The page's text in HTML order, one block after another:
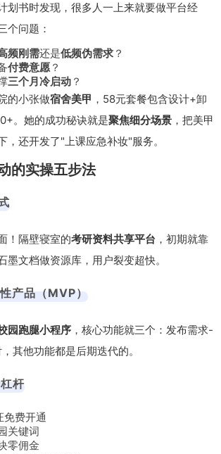
划书时发现，很多人一上来就要做平台经
个问题：
频刚需还是低频伪需求 ？
付费意愿 ？
三个月冷启动 ？
的小张做宿舍美甲 ，58元套餐包含设计+卸
。她的成功秘诀就是聚焦细分场景 ，把美甲
，还开发了"上课应急补妆"服务。
的实操五步法
！隔壁寝室的考研资料共享平台 ，初期就靠
墨文档做资源库，用户裂变超快。
产品（MVP）
园跑腿小程序 ，核心功能就三个：发布需求-
其他功能都是后期迭代的。
杆
免费开通
关键词
零佣金